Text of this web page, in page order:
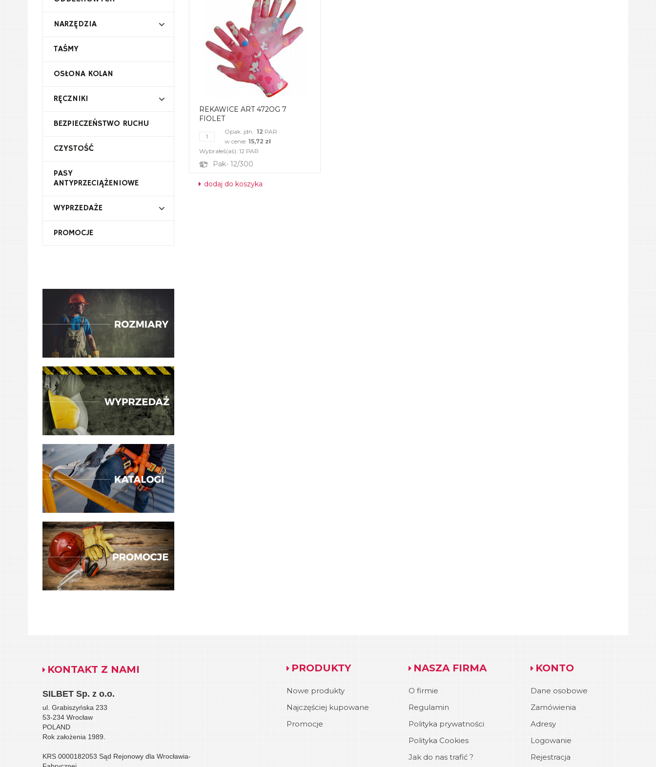
NARZĘDZIA
TAŚMY
OSŁONA KOLAN
RĘCZNIKI
BEZPIECZEŃSTWO RUCHU
CZYSTOŚĆ
PASY
ANTYPRZECIĄŻENIOWE
WYPRZEDAŻE
PROMOCJE
REKAWICE ART 472OG 7
FIOLET
Opak. jdn.: 12 PAR
w cenie: 15,72 zł
Wybrałeś(aś): 12 PAR
Pak- 12/300
dodaj do koszyka
KONTAKT Z NAMI
SILBET Sp. z o.o.
ul. Grabiszyńska 233
53-234 Wrocław
POLAND
Rok założenia 1989.
KRS 0000182053 Sąd Rejonowy dla Wrocławia-
PRODUKTY
Nowe produkty
Najczęściej kupowane
Promocje
NASZA FIRMA
O firmie
Regulamin
Polityka prywatności
Polityka Cookies
Jak do nas trafić ?
KONTO
Dane osobowe
Zamówienia
Adresy
Logowanie
Rejestracja